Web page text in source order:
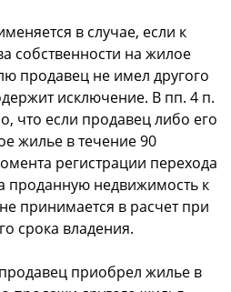
в случае, если к
собственности на жилое
продавец не имел другого
исключение. В пп. 4 п.
что если продавец либо его
жилье в течение 90
регистрации перехода
проданную недвижимость к
принимается в расчет при
срока владения.
приобрел жилье в